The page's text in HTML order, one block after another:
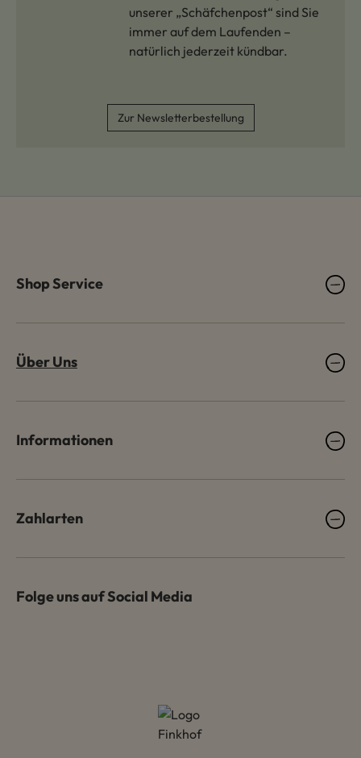
unserer „Schäfchenpost“ sind Sie
immer auf dem Laufenden –
natürlich jederzeit kündbar.
Zur Newsletterbestellung
Shop Service
Über Uns
Informationen
Zahlarten
Folge uns auf Social Media